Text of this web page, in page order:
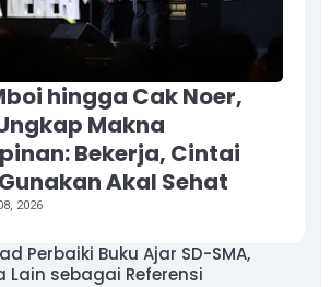
hingga Cak Noer,
Makna
Bekerja, Cintai
Akal Sehat
2026
Perbaiki Buku Ajar SD-SMA,
Lain sebagai Referensi